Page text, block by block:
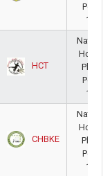
18/
HCT
18/
CHBKE
18/